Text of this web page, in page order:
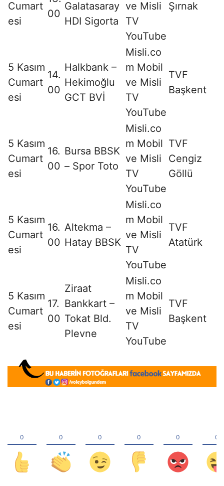
Cumart
esi
00
Galatasaray
HDI Sigorta
ve Misli
TV
YouTube
Şırnak
5 Kasım
Cumart
esi
14.
00
Halkbank –
Hekimoğlu
GCT BVİ
Misli.co
m Mobil
ve Misli
TV
YouTube
TVF
Başkent
5 Kasım
Cumart
esi
16.
00
Bursa BBSK
– Spor Toto
Misli.co
m Mobil
ve Misli
TV
YouTube
TVF
Cengiz
Göllü
5 Kasım
Cumart
esi
16.
00
Altekma –
Hatay BBSK
Misli.co
m Mobil
ve Misli
TV
YouTube
TVF
Atatürk
5 Kasım
Cumart
esi
17.
00
Ziraat
Bankkart –
Tokat Bld.
Plevne
Misli.co
m Mobil
ve Misli
TV
YouTube
TVF
Başkent